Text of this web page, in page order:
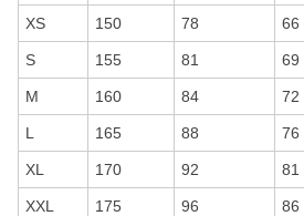
XS 150 78 66
S 155 81 69
M 160 84 72
L 165 88 76
XL 170 92 81
XXL 175 96 86